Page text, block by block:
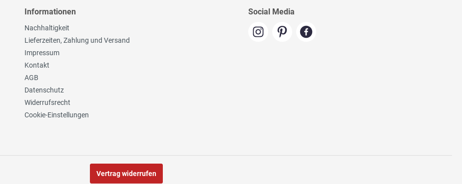
Informationen
Nachhaltigkeit
Lieferzeiten, Zahlung und Versand
Impressum
Kontakt
AGB
Datenschutz
Widerrufsrecht
Cookie-Einstellungen
Social Media
Vertrag widerrufen